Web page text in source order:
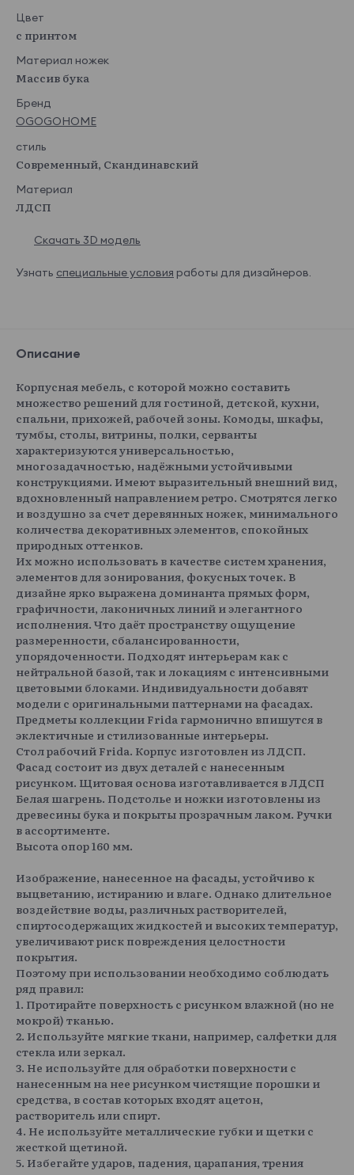
Цвет
с принтом
Материал ножек
Массив бука
Бренд
OGOGOHOME
стиль
Современный, Скандинавский
Материал
ЛДСП
Скачать 3D модель
Узнать специальные условия работы для дизайнеров.
Описание
Корпусная мебель, с которой можно составить
множество решений для гостиной, детской, кухни,
спальни, прихожей, рабочей зоны. Комоды, шкафы,
тумбы, столы, витрины, полки, серванты
характеризуются универсальностью,
многозадачностью, надёжными устойчивыми
конструкциями. Имеют выразительный внешний вид,
вдохновленный направлением ретро. Смотрятся легко
и воздушно за счет деревянных ножек, минимального
количества декоративных элементов, спокойных
природных оттенков.
Их можно использовать в качестве систем хранения,
элементов для зонирования, фокусных точек. В
дизайне ярко выражена доминанта прямых форм,
графичности, лаконичных линий и элегантного
исполнения. Что даёт пространству ощущение
размеренности, сбалансированности,
упорядоченности. Подходят интерьерам как с
нейтральной базой, так и локациям с интенсивными
цветовыми блоками. Индивидуальности добавят
модели с оригинальными паттернами на фасадах.
Предметы коллекции Frida гармонично впишутся в
эклектичные и стилизованные интерьеры.
Стол рабочий Frida. Корпус изготовлен из ЛДСП.
Фасад состоит из двух деталей с нанесенным
рисунком. Щитовая основа изготавливается в ЛДСП
Белая шагрень. Подстолье и ножки изготовлены из
древесины бука и покрыты прозрачным лаком. Ручки
в ассортименте.
Высота опор 160 мм.
Изображение, нанесенное на фасады, устойчиво к
выцветанию, истиранию и влаге. Однако длительное
воздействие воды, различных растворителей,
спиртосодержащих жидкостей и высоких температур,
увеличивают риск повреждения целостности
покрытия.
Поэтому при использовании необходимо соблюдать
ряд правил:
1. Протирайте поверхность с рисунком влажной (но не
мокрой) тканью.
2. Используйте мягкие ткани, например, салфетки для
стекла или зеркал.
3. Не используйте для обработки поверхности с
нанесенным на нее рисунком чистящие порошки и
средства, в состав которых входят ацетон,
растворитель или спирт.
4. Не используйте металлические губки и щетки с
жесткой щетиной.
5. Избегайте ударов, падения, царапания, трения